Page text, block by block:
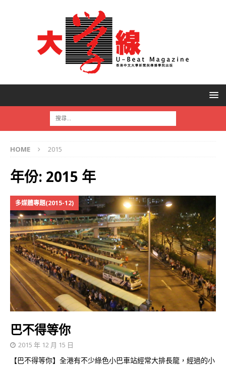
HOME 2015
年份: 2015 年
多媒體專題(2015-12)
巴不得等你
2015 年 12 月 15 日
【巴不得等你】全港有不少綠色小巴車站經常大排長龍，經過的小